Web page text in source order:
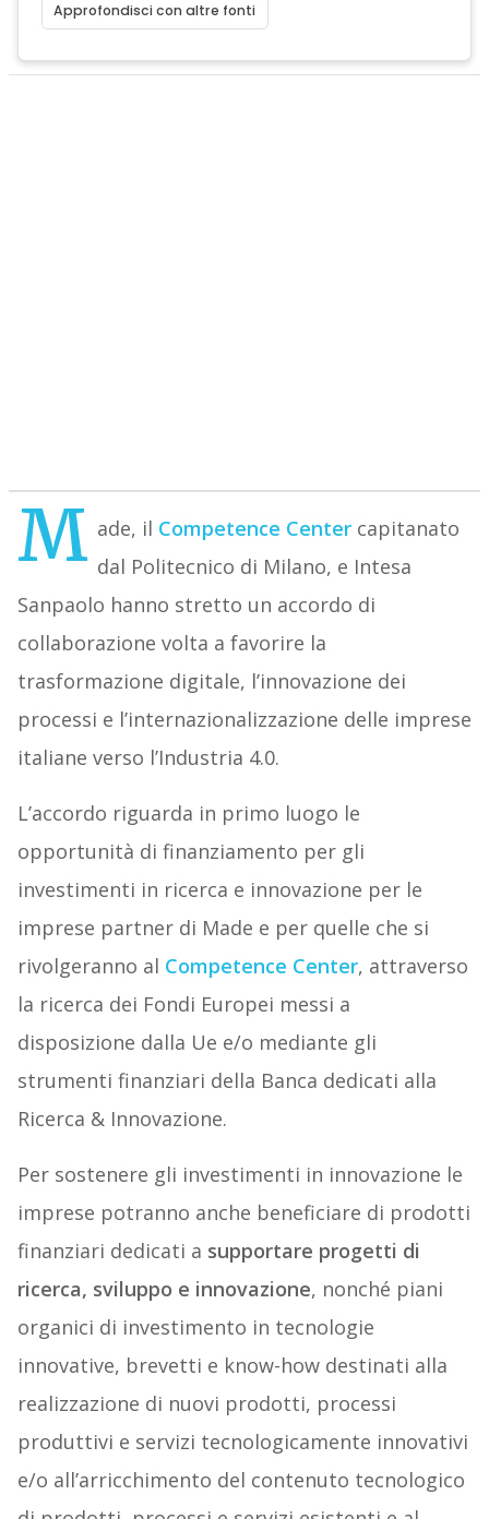
Approfondisci con altre fonti
M ade, il Competence Centercapitanato
dal Politecnico di Milano, e Intesa
Sanpaolo hanno stretto un accordo di
collaborazione volta a favorire la
trasformazione digitale, l’innovazione dei
processi e l’internazionalizzazione delle imprese
italiane verso l’Industria 4.0.
L’accordo riguarda in primo luogo le
opportunità di finanziamento per gli
investimenti in ricerca e innovazione per le
imprese partner di Made e per quelle che si
rivolgeranno al Competence Center, attraverso
la ricerca dei Fondi Europei messi a
disposizione dalla Ue e/o mediante gli
strumenti finanziari della Banca dedicati alla
Ricerca & Innovazione.
Per sostenere gli investimenti in innovazione le
imprese potranno anche beneficiare di prodotti
finanziari dedicati a supportare progetti di
ricerca, sviluppo e innovazione, nonché piani
organici di investimento in tecnologie
innovative, brevetti e know-how destinati alla
realizzazione di nuovi prodotti, processi
produttivi e servizi tecnologicamente innovativi
e/o all’arricchimento del contenuto tecnologico